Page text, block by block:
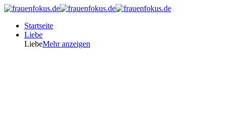
Startseite
Liebe
LiebeMehr anzeigen